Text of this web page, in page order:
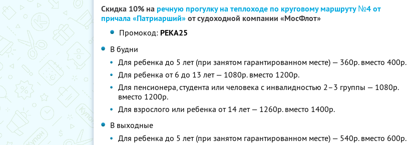
Скидка 10% наречную прогулку на теплоходе по круговому маршруту №4 от
причала «Патриарший»от судоходной компании «МосФлот»
Промокод: РЕКА25
В будни
Для ребенка до 5 лет (при занятом гарантированном месте) — 360р. вместо 400р.
Для ребенка от 6 до 13 лет — 1080р. вместо 1200р.
Для пенсионера, студента или человека с инвалидностью 2–3 группы — 1080р.
вместо 1200р.
Для взрослого или ребенка от 14 лет — 1260р. вместо 1400р.
В выходные
Для ребенка до 5 лет (при занятом гарантированном месте) — 540р. вместо 600р.